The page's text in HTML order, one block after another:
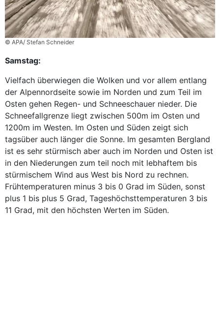
© APA/ Stefan Schneider
Samstag:
Vielfach überwiegen die Wolken und vor allem entlang
der Alpennordseite sowie im Norden und zum Teil im
Osten gehen Regen- und Schneeschauer nieder. Die
Schneefallgrenze liegt zwischen 500m im Osten und
1200m im Westen. Im Osten und Süden zeigt sich
tagsüber auch länger die Sonne. Im gesamten Bergland
ist es sehr stürmisch aber auch im Norden und Osten ist
in den Niederungen zum teil noch mit lebhaftem bis
stürmischem Wind aus West bis Nord zu rechnen.
Frühtemperaturen minus 3 bis 0 Grad im Süden, sonst
plus 1 bis plus 5 Grad, Tageshöchsttemperaturen 3 bis
11 Grad, mit den höchsten Werten im Süden.